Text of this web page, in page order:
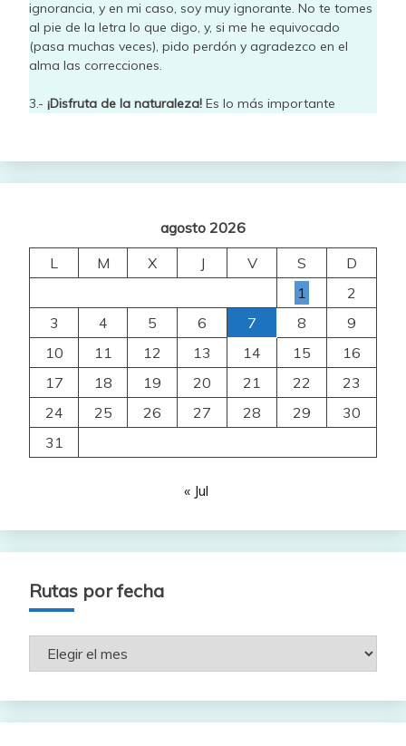
ignorancia, y en mi caso, soy muy ignorante. No te tomes
al pie de la letra lo que digo, y, si me he equivocado
(pasa muchas veces), pido perdón y agradezco en el
alma las correcciones.
3.- ¡Disfruta de la naturaleza! Es lo más importante
agosto 2026
L
M X J V S
D
1
2
3
4 5 6 7 8
9
10
11 12 13 14 15
16
17
18 19 20 21 22
23
24
25 26 27 28 29
30
31
« Jul
Rutas por fecha
Rutas